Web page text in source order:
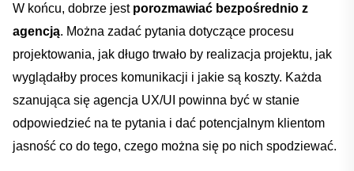
W końcu,‍ dobrze⁤ jest porozmawiać bezpośrednio​ z
agencją. Można ⁤zadać‌ pytania dotyczące procesu
projektowania, jak długo trwało by ⁣realizacja ‍projektu,⁣ jak
wyglądałby proces‌ komunikacji i jakie są koszty. Każda
szanująca się agencja UX/UI powinna ​być ⁤w stanie
odpowiedzieć na​ te ⁢pytania i dać potencjalnym klientom
jasność co do ‌tego, czego ⁤można się po nich spodziewać.‌